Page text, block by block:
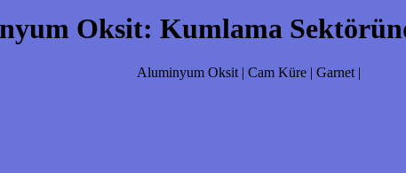
Oksit: Kumlama
Aluminyum Oksit | Cam Küre | Garnet |